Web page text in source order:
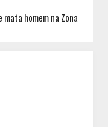
homem na Zona